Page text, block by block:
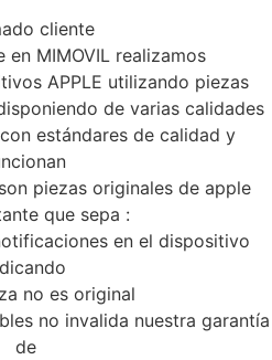
cliente
en MIMOVIL realizamos
APPLE utilizando piezas
de varias calidades
estándares de calidad y
piezas originales de apple
que sepa :
en el dispositivo
no es original
no invalida nuestra garantía
de